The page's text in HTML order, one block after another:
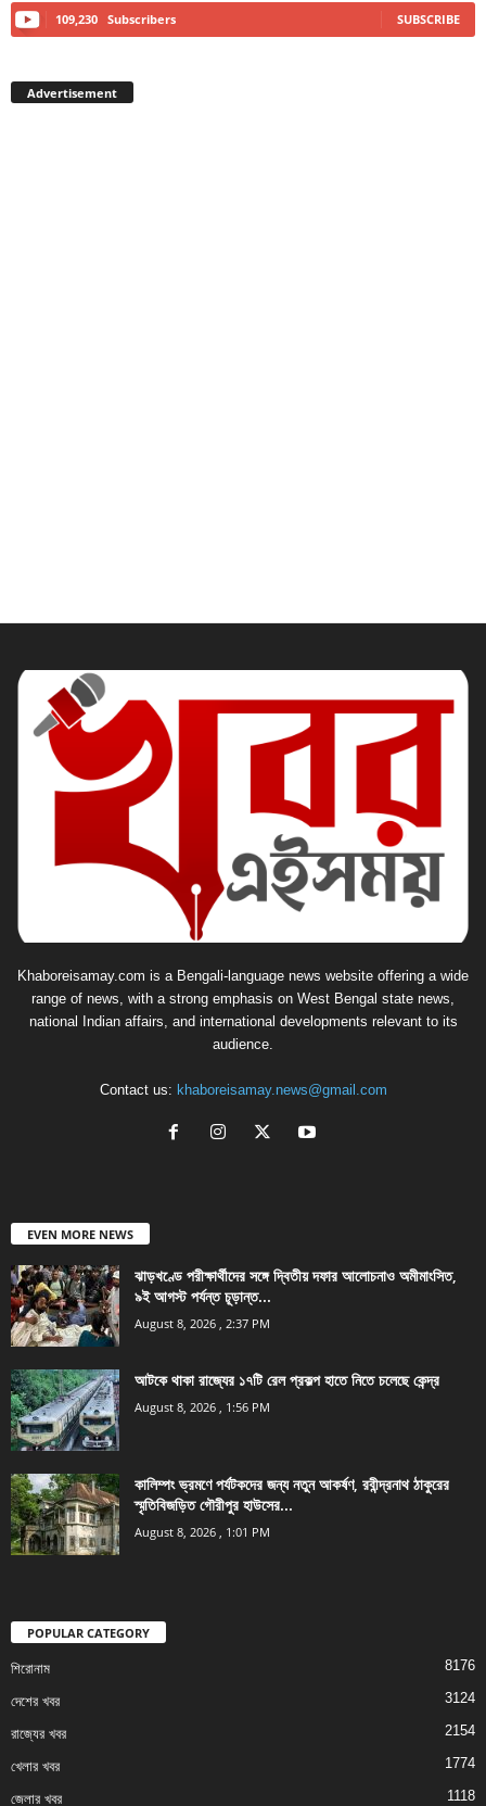
109,230 Subscribers SUBSCRIBE
Advertisement
Khaboreisamay.com is a Bengali-language news website offering a wide
range of news, with a strong emphasis on West Bengal state news,
national Indian affairs, and international developments relevant to its
audience.
Contact us: khaboreisamay.news@gmail.com
EVEN MORE NEWS
ঝাড়খণ্ডে পরীক্ষার্থীদের সঙ্গে দ্বিতীয় দফার আলোচনাও অমীমাংসিত,
৯ই আগস্ট পর্যন্ত চূড়ান্ত...
August 8, 2026 , 2:37 PM
আটকে থাকা রাজ্যের ১৭টি রেল প্রকল্প হাতে নিতে চলেছে কেন্দ্র
August 8, 2026 , 1:56 PM
কালিম্পং ভ্রমণে পর্যটকদের জন্য নতুন আকর্ষণ, রবীন্দ্রনাথ ঠাকুরের
স্মৃতিবিজড়িত গৌরীপুর হাউসের...
August 8, 2026 , 1:01 PM
POPULAR CATEGORY
শিরোনাম 8176
দেশের খবর 3124
রাজ্যের খবর 2154
খেলার খবর 1774
জেলার খবর 1118